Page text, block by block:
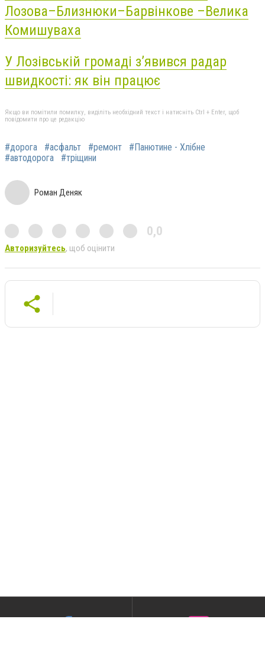
Лозова–Близнюки–Барвінкове –Велика
Комишуваха
У Лозівській громаді з’явився радар
швидкості: як він працює
Якщо ви помітили помилку, виділіть необхідний текст і натисніть Ctrl + Enter, щоб
повідомити про це редакцію
#дорога #асфальт #ремонт
#Панютине - Хлібне
#автодорога
#тріщини
Роман Деняк
0,0
Авторизуйтесь, щоб оцінити